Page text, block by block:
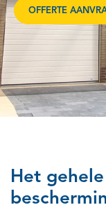
OFFERTE
Het